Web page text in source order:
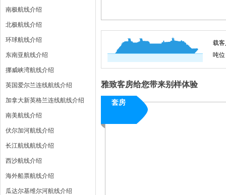
南极航线介绍
北极航线介绍
环球航线介绍
东南亚航线介绍
挪威峡湾航线介绍
英国爱尔兰连线航线介绍
加拿大新英格兰连线航线介绍
南美航线介绍
伏尔加河航线介绍
长江航线航线介绍
西沙航线介绍
海外船票航线介绍
瓜达尔基维尔河航线介绍
载
吨
雅致客房给您带来别样体验
套房